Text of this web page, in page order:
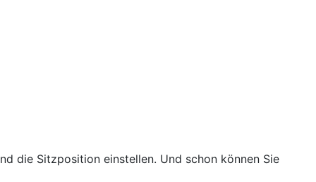
die Sitzposition einstellen. Und schon können Sie